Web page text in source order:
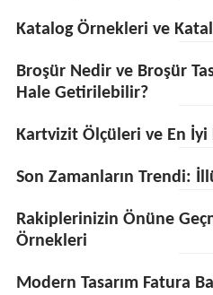
Katalog Örnekleri ve
Broşür Nedir ve Broşür
Hale Getirilebilir?
Kartvizit Ölçüleri ve En
Son Zamanların Trendi:
Rakiplerinizin Önüne
Örnekleri
Modern Tasarım Fatura